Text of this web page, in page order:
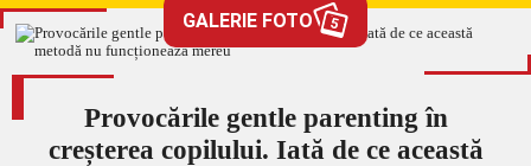
GALERIE FOTO 5
Provocările gentle parenting în
creșterea copilului. Iată de ce această